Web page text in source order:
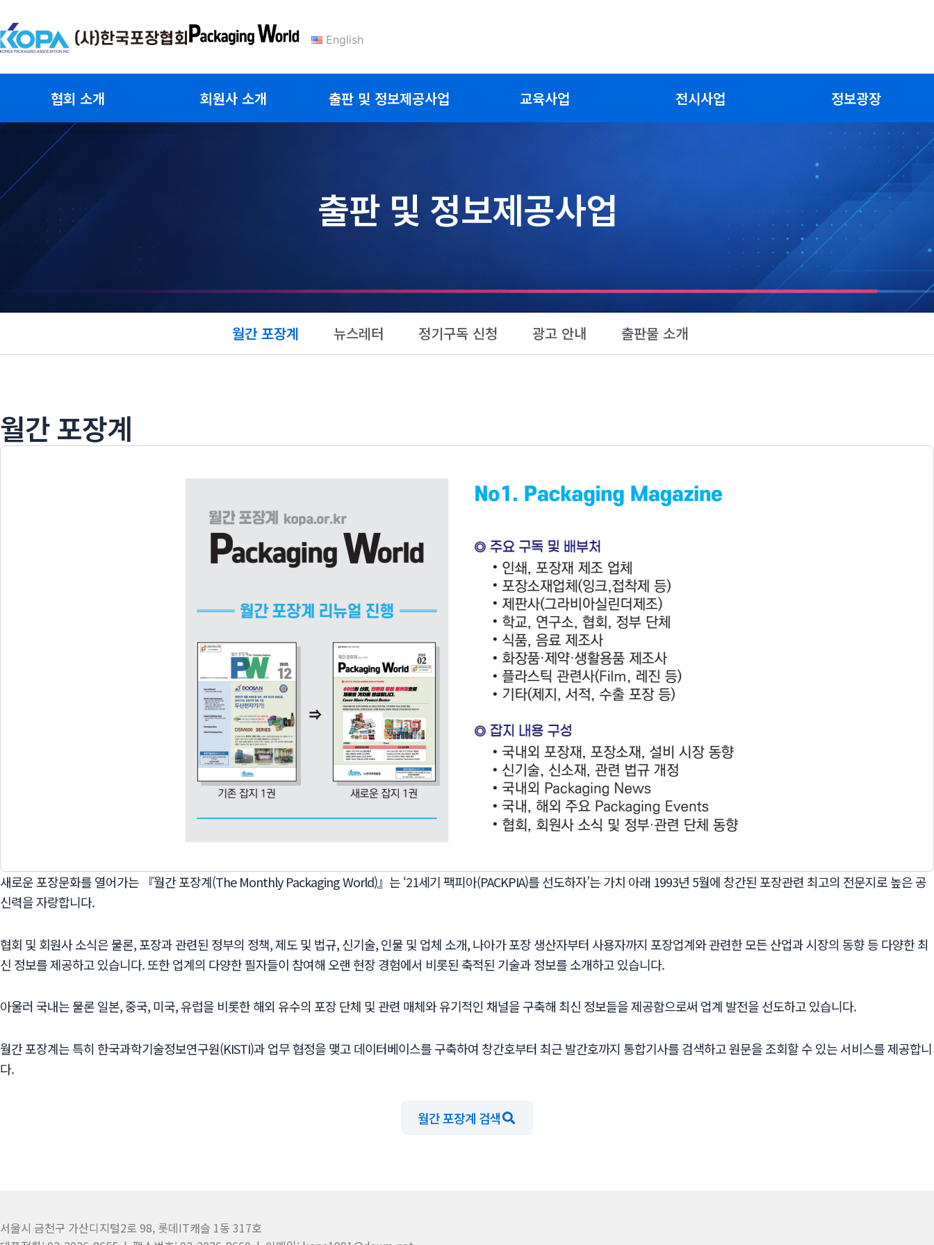
텐
츠
English
협회 소개 회원사 소개 출판 및 정보제공사업 교육사업 전시사업 정보광장
출판 및 정보제공사업
월간 포장계 뉴스레터 정기구독 신청 광고 안내 출판물 소개
월간 포장계
새로운 포장문화를 열어가는 『월간 포장계(The Monthly Packaging World)』는 ‘21세기 팩피아(PACKPIA)를 선도하자’는 가치 아래 1993년 5월에 창간된 포장관련 최고의 전문지로 높은 공
신력을 자랑합니다.
협회 및 회원사 소식은 물론, 포장과 관련된 정부의 정책, 제도 및 법규, 신기술, 인물 및 업체 소개, 나아가 포장 생산자부터 사용자까지 포장업계와 관련한 모든 산업과 시장의 동향 등 다양한 최
신 정보를 제공하고 있습니다. 또한 업계의 다양한 필자들이 참여해 오랜 현장 경험에서 비롯된 축적된 기술과 정보를 소개하고 있습니다.
아울러 국내는 물론 일본, 중국, 미국, 유럽을 비롯한 해외 유수의 포장 단체 및 관련 매체와 유기적인 채널을 구축해 최신 정보들을 제공함으로써 업계 발전을 선도하고 있습니다.
월간 포장계는 특히 한국과학기술정보연구원(KISTI)과 업무 협정을 맺고 데이터베이스를 구축하여 창간호부터 최근 발간호까지 통합기사를 검색하고 원문을 조회할 수 있는 서비스를 제공합니
다.
월간 포장계 검색
서울시 금천구 가산디지털2로 98, 롯데IT캐슬 1동 317호